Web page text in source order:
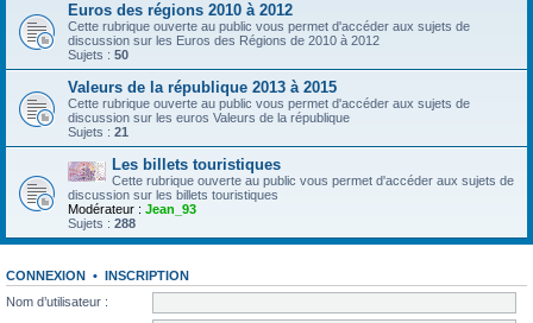
Euros des régions 2010 à 2012
Cette rubrique ouverte au public vous permet d'accéder aux sujets de
discussion sur les Euros des Régions de 2010 à 2012
Sujets : 50
Valeurs de la république 2013 à 2015
Cette rubrique ouverte au public vous permet d'accéder aux sujets de
discussion sur les euros Valeurs de la république
Sujets : 21
Les billets touristiques
Cette rubrique ouverte au public vous permet d'accéder aux sujets de
discussion sur les billets touristiques
Modérateur : Jean_93
Sujets : 288
CONNEXION • INSCRIPTION
Nom d’utilisateur :